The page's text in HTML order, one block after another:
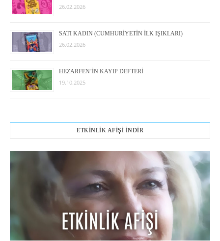
26.02.2026
SATI KADIN (CUMHURİYETİN İLK IŞIKLARI)
26.02.2026
HEZARFEN’İN KAYIP DEFTERİ
19.10.2025
ETKİNLİK AFİŞİ İNDİR